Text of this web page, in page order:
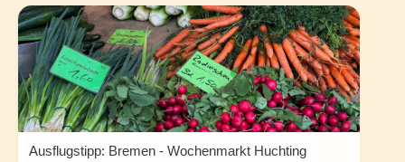
Ausflugstipp: Bremen - Wochenmarkt Huchting